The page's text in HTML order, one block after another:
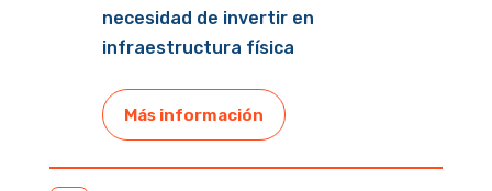
necesidad de invertir en
infraestructura física
Más información